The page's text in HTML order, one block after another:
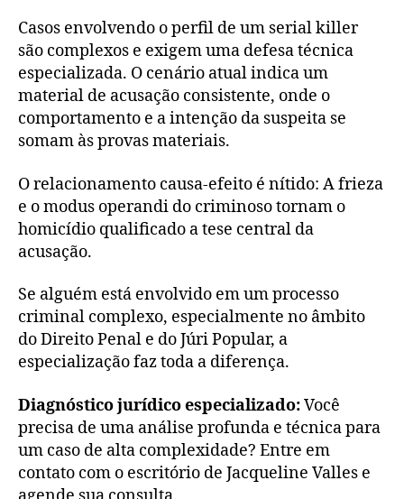
Casos envolvendo o perfil de um serial killer
são complexos e exigem uma defesa técnica
especializada. O cenário atual indica um
material de acusação consistente, onde o
comportamento e a intenção da suspeita se
somam às provas materiais.
O relacionamento causa-efeito é nítido: A frieza
e o modus operandi do criminoso tornam o
homicídio qualificado a tese central da
acusação.
Se alguém está envolvido em um processo
criminal complexo, especialmente no âmbito
do Direito Penal e do Júri Popular, a
especialização faz toda a diferença.
Diagnóstico jurídico especializado:Você
precisa de uma análise profunda e técnica para
um caso de alta complexidade? Entre em
contato com o escritório de Jacqueline Valles e